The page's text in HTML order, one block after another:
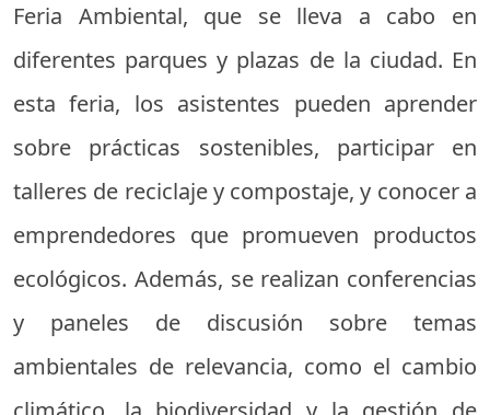
Feria Ambiental, que se lleva a cabo en
diferentes parques y plazas de la ciudad. En
esta feria, los asistentes pueden aprender
sobre prácticas sostenibles, participar en
talleres de reciclaje y compostaje, y conocer a
emprendedores que promueven productos
ecológicos. Además, se realizan conferencias
y paneles de discusión sobre temas
ambientales de relevancia, como el cambio